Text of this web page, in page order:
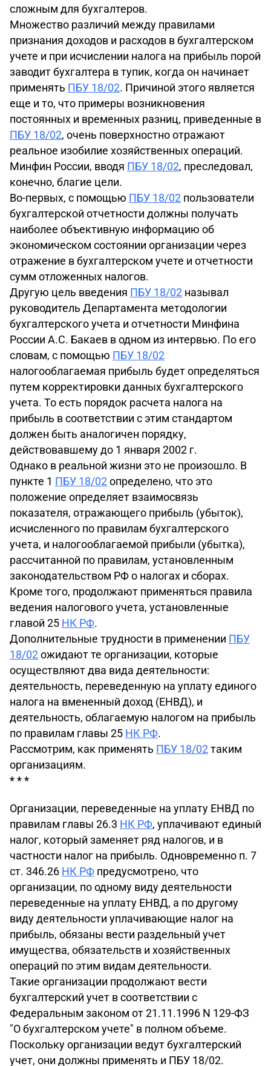
сложным для бухгалтеров.
Множество различий между правилами
признания доходов и расходов в бухгалтерском
учете и при исчислении налога на прибыль порой
заводит бухгалтера в тупик, когда он начинает
применять ПБУ 18/02. Причиной этого является
еще и то, что примеры возникновения
постоянных и временных разниц, приведенные в
ПБУ 18/02, очень поверхностно отражают
реальное изобилие хозяйственных операций.
Минфин России, вводя ПБУ 18/02, преследовал,
конечно, благие цели.
Во-первых, с помощью ПБУ 18/02 пользователи
бухгалтерской отчетности должны получать
наиболее объективную информацию об
экономическом состоянии организации через
отражение в бухгалтерском учете и отчетности
сумм отложенных налогов.
Другую цель введения ПБУ 18/02 называл
руководитель Департамента методологии
бухгалтерского учета и отчетности Минфина
России А.С. Бакаев в одном из интервью. По его
словам, с помощью ПБУ 18/02
налогооблагаемая прибыль будет определяться
путем корректировки данных бухгалтерского
учета. То есть порядок расчета налога на
прибыль в соответствии с этим стандартом
должен быть аналогичен порядку,
действовавшему до 1 января 2002 г.
Однако в реальной жизни это не произошло. В
пункте 1 ПБУ 18/02определено, что это
положение определяет взаимосвязь
показателя, отражающего прибыль (убыток),
исчисленного по правилам бухгалтерского
учета, и налогооблагаемой прибыли (убытка),
рассчитанной по правилам, установленным
законодательством РФ о налогах и сборах.
Кроме того, продолжают применяться правила
ведения налогового учета, установленные
главой 25 НК РФ.
Дополнительные трудности в применении ПБУ
18/02ожидают те организации, которые
осуществляют два вида деятельности:
деятельность, переведенную на уплату единого
налога на вмененный доход (ЕНВД), и
деятельность, облагаемую налогом на прибыль
по правилам главы 25 НК РФ.
Рассмотрим, как применять ПБУ 18/02таким
организациям.
* * *
Организации, переведенные на уплату ЕНВД по
правилам главы 26.3 НК РФ, уплачивают единый
налог, который заменяет ряд налогов, и в
частности налог на прибыль. Одновременно п. 7
ст. 346.26 НК РФ предусмотрено, что
организации, по одному виду деятельности
переведенные на уплату ЕНВД, а по другому
виду деятельности уплачивающие налог на
прибыль, обязаны вести раздельный учет
имущества, обязательств и хозяйственных
операций по этим видам деятельности.
Такие организации продолжают вести
бухгалтерский учет в соответствии с
Федеральным законом от 21.11.1996 N 129-ФЗ
"О бухгалтерском учете" в полном объеме.
Поскольку организации ведут бухгалтерский
учет, они должны применять и ПБУ 18/02.